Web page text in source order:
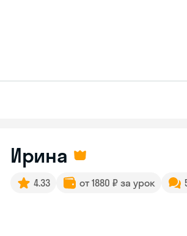
Ирина
4.33 от 1880 ₽ за урок